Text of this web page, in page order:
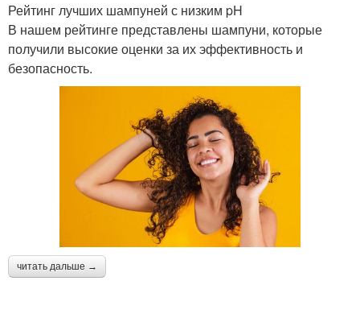
Рейтинг лучших шампуней с низким pH
В нашем рейтинге представлены шампуни, которые
получили высокие оценки за их эффективность и
безопасность.
читать дальше →